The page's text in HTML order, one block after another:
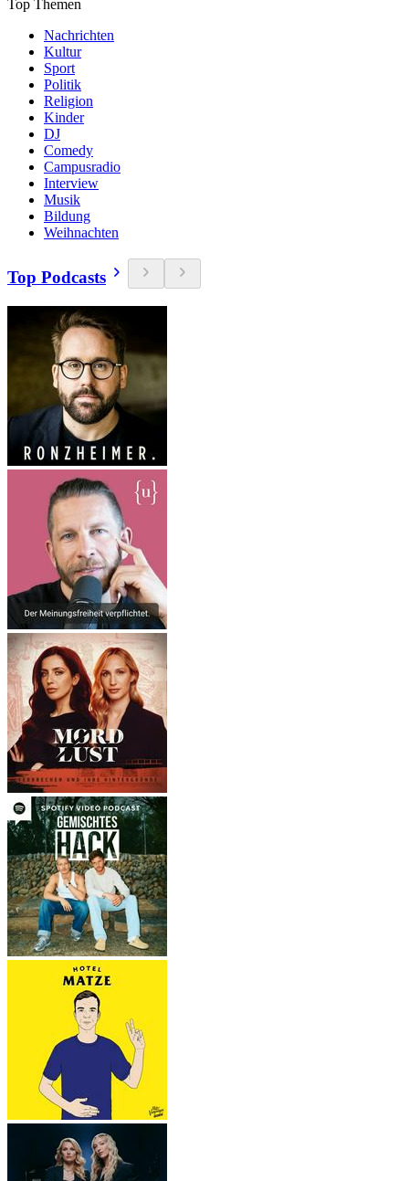
Top Themen
Nachrichten
Kultur
Sport
Politik
Religion
Kinder
DJ
Comedy
Campusradio
Interview
Musik
Bildung
Weihnachten
Top Podcasts